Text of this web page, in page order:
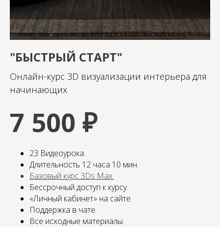
"БЫСТРЫЙ СТАРТ"
Онлайн-курс 3D визуализации интерьера для
начинающих
7 500 ₽
23 Видеоурока.
Длительность 12 часа 10 мин.
Базовый курс 3Ds Max.
Бессрочный доступ к курсу.
«Личный кабинет» на сайте.
Поддержка в чате.
Все исходные материалы.